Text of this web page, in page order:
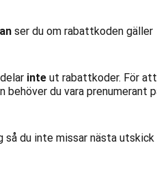
ser du om rabattkoden gäller
inte ut rabattkoder. För att
behöver du vara prenumerant
så du inte missar nästa utskick